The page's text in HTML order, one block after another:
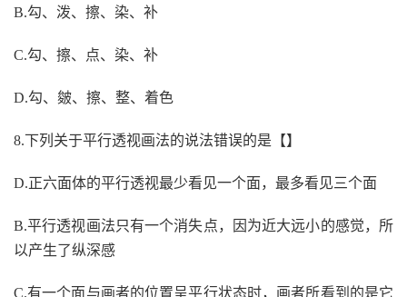
B.勾、泼、擦、染、补
C.勾、擦、点、染、补
D.勾、皴、擦、整、着色
8.下列关于平行透视画法的说法错误的是【】
D.正六面体的平行透视最少看见一个面，最多看见三个面
B.平行透视画法只有一个消失点，因为近大远小的感觉，所
以产生了纵深感
C.有一个面与画者的位置呈平行状态时，画者所看到的是它